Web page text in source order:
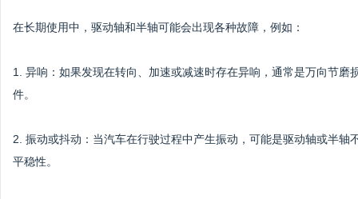
在长期使用中，驱动轴和半轴可能会出现各种故障，例如：
1. 异响：如果发现在转向、加速或减速时存在异响，通常是万向节
件。
2. 振动或抖动：当汽车在行驶过程中产生振动，可能是驱动轴或半
平稳性。